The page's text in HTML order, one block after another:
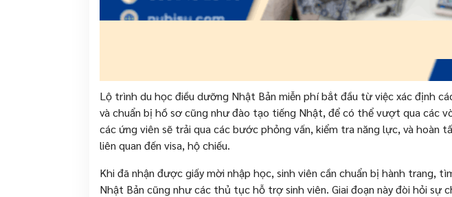
Lộ trình du học điều dưỡng Nhật Bản miễn phí bắt đầu từ việc xác định
và chuẩn bị hồ sơ cũng như đào tạo tiếng Nhật, để có thể vượt qua các
các ứng viên sẽ trải qua các bước phỏng vấn, kiểm tra năng lực, và hoàn
liên quan đến visa, hộ chiếu.
Khi đã nhận được giấy mời nhập học, sinh viên cần chuẩn bị hành trang,
Nhật Bản cũng như các thủ tục hỗ trợ sinh viên. Giai đoạn này đòi hỏi sự